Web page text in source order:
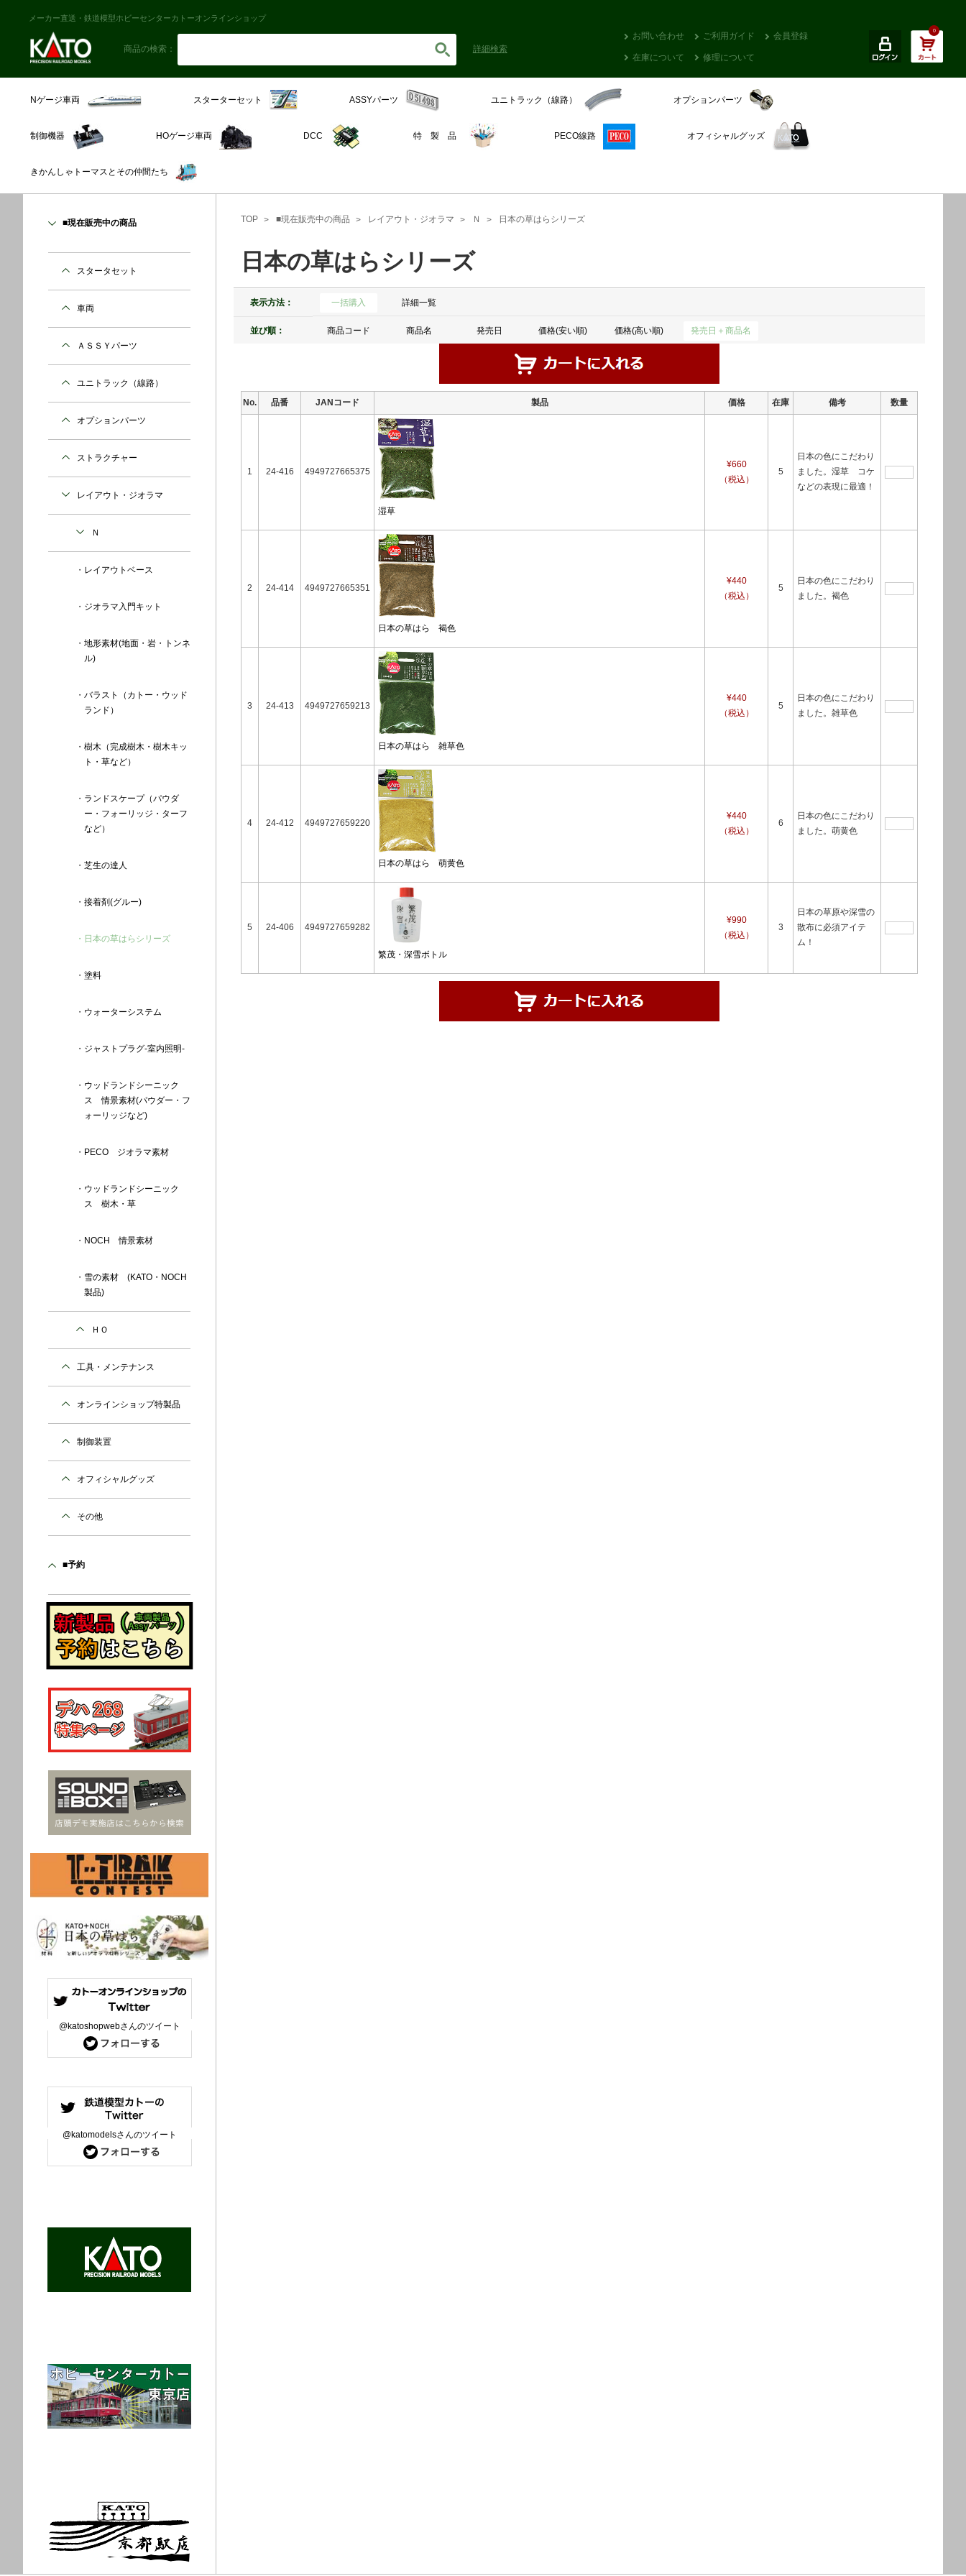
メーカー直送・鉄道模型ホビーセンターカトーオンラインショップ
商品の検索： 詳細検索
お問い合わせ ご利用ガイド 会員登録
在庫について 修理について
0
Nゲージ車両 スターターセット ASSYパーツ ユニトラック（線路） オプションパーツ
制御機器 HOゲージ車両 DCC 特 製 品 PECO線路 オフィシャルグッズ
きかんしゃトーマスとその仲間たち
TOP ■現在販売中の商品 レイアウト・ジオラマ Ｎ 日本の草はらシリーズ
日本の草はらシリーズ
表示方法： 一括購入 詳細一覧
並び順： 商品コード 商品名 発売日 価格(安い順) 価格(高い順) 発売日＋商品名
No. 品番 JANコード 製品 価格 在庫 備考 数量
1 24-416 4949727665375
湿草
¥660
（税込）
5
日本の色にこだわり
ました。湿草 コケ
などの表現に最適！
2 24-414 4949727665351
日本の草はら 褐色
¥440
（税込）
5
日本の色にこだわり
ました。褐色
3 24-413 4949727659213
日本の草はら 雑草色
¥440
（税込）
5
日本の色にこだわり
ました。雑草色
4 24-412 4949727659220
日本の草はら 萌黄色
¥440
（税込）
6
日本の色にこだわり
ました。萌黄色
5 24-406 4949727659282
繁茂・深雪ボトル
¥990
（税込）
3
日本の草原や深雪の
散布に必須アイテ
ム！
■現在販売中の商品
スタータセット
車両
ＡＳＳＹパーツ
ユニトラック（線路）
オプションパーツ
ストラクチャー
レイアウト・ジオラマ
Ｎ
レイアウトベース
ジオラマ入門キット
地形素材(地面・岩・トンネ
ル)
バラスト（カトー・ウッド
ランド）
樹木（完成樹木・樹木キッ
ト・草など）
ランドスケープ（パウダ
ー・フォーリッジ・ターフ
など）
芝生の達人
接着剤(グルー)
日本の草はらシリーズ
塗料
ウォーターシステム
ジャストプラグ-室内照明-
ウッドランドシーニック
ス 情景素材(パウダー・フ
ォーリッジなど)
PECO ジオラマ素材
ウッドランドシーニック
ス 樹木・草
NOCH 情景素材
雪の素材 (KATO・NOCH
製品)
ＨＯ
工具・メンテナンス
オンラインショップ特製品
制御装置
オフィシャルグッズ
その他
■予約
@katoshopwebさんのツイート
@katomodelsさんのツイート